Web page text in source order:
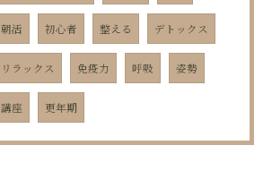
朝活 初心者 整える デトックス
リラックス 免疫力 呼吸 姿勢
講座 更年期
お問い合わせはこちら